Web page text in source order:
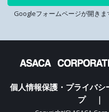
Googleフォームページが開きま
個人情報保護・プライバシ
プ
｜